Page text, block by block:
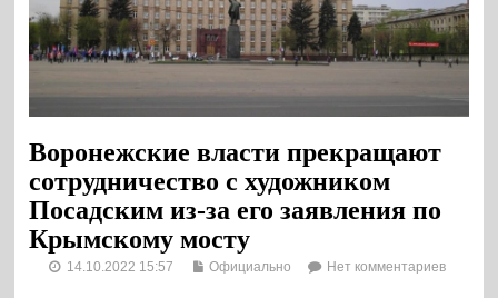
Воронежские власти прекращают
сотрудничество с художником
Посадским из-за его заявления по
Крымскому мосту
14.10.2022 15:57 Официально Нет комментариев